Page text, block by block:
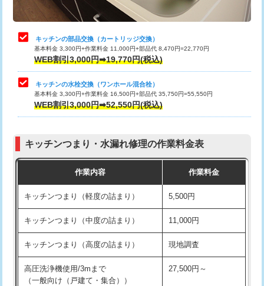
給水管工事※（土の掘削・埋め戻し作
11,000円
給水管工事※（塩ビ管（VP・HI）使
用/3ｍまで)
33,000円
給水管工事※（塩ビ管（VP・HI）使
用（追加）/3ｍ超え)
給水管工事※（ライニング鋼管・銅
管・ポリ管・HT管使用/3ｍ超え)
+8,800円
排水管工事（土の掘削・埋め戻し作
業）
11,000円~
排水管工事（排水管工事/3ｍまで） 55,000円
排水管工事（追加 排水管工事/3ｍ超
え）
+11,000円
止水・漏水調査・防水処理・清掃・修
理・調整・分解・加工など（中作業）
22,000円
止水・漏水調査・防水処理・清掃・修
理・調整・分解・加工など（重作業）
お風呂タンク脱着 16,500円
その他部品の脱着 8,800円～
交換・取付（タンク） 22,000円+材料費
交換・取付(混合水栓（壁付・デッキ
式・ワンホール）)
16,500円+材料費
交換・取付(排水栓・排水トラップ
（P/S/ポップアップ））
22,000円+材料費
交換・取付（その他部品） 11,000円+材料費
キッチンの部品交換（カートリッジ交換）
基本料金 3,300円+作業料金 11,000円+部品代 8,470円=22,770円
WEB割引3,000円➡19,770円(税込)
キッチンの水栓交換（ワンホール混合栓）
基本料金 3,300円+作業料金 16,500円+部品代 35,750円=55,550円
WEB割引3,000円➡52,550円(税込)
キッチンつまり・水漏れ修理の作業料金表
作業内容 作業料金
キッチンつまり（軽度の詰まり） 5,500円
キッチンつまり（中度の詰まり） 11,000円
キッチンつまり（高度の詰まり） 現地調査
高圧洗浄機使用/3mまで
（一般向け（戸建て・集合））
27,500円～